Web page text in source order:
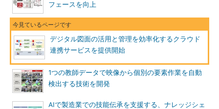
フェースを向上
デジタル図面の活用と管理を効率化するクラウド
連携サービスを提供開始
1つの教師データで映像から個別の要素作業を自動
検出する技術を開発
AIで製造業での技能伝承を支援する、ナレッジシェ